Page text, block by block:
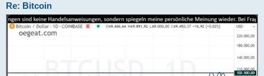
Re: Bitcoin